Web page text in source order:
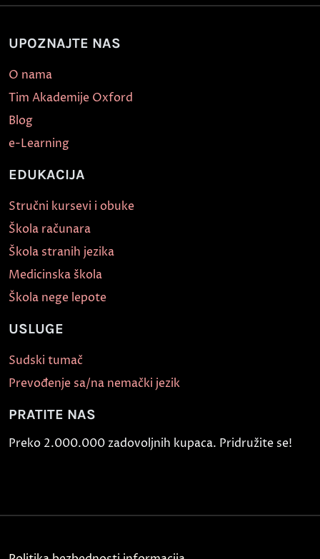
UPOZNAJTE NAS
O nama
Tim Akademije Oxford
Blog
e-Learning
EDUKACIJA
Stručni kursevi i obuke
Škola računara
Škola stranih jezika
Medicinska škola
Škola nege lepote
USLUGE
Sudski tumač
Prevođenje sa/na nemački jezik
PRATITE NAS
Preko 2.000.000 zadovoljnih kupaca. Pridružite se!